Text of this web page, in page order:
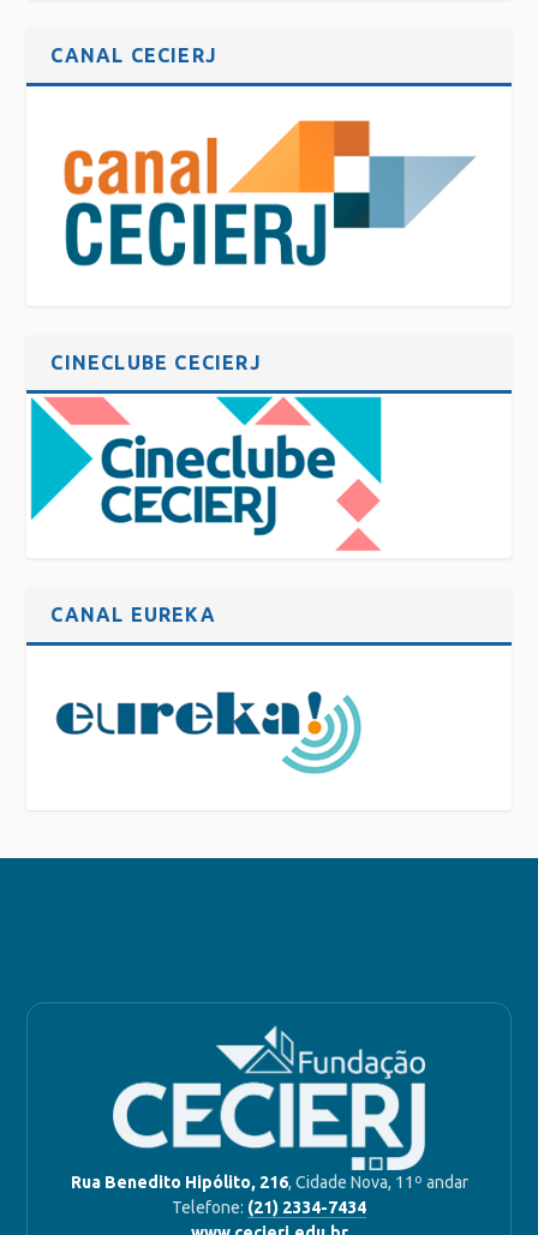
CANAL CECIERJ
CINECLUBE CECIERJ
CANAL EUREKA
Rua Benedito Hipólito, 216, Cidade Nova, 11º andar
Telefone: (21) 2334-7434